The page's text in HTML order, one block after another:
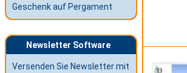
Geschenk auf Pergament
Newsletter Software
Versenden Sie Newsletter mit